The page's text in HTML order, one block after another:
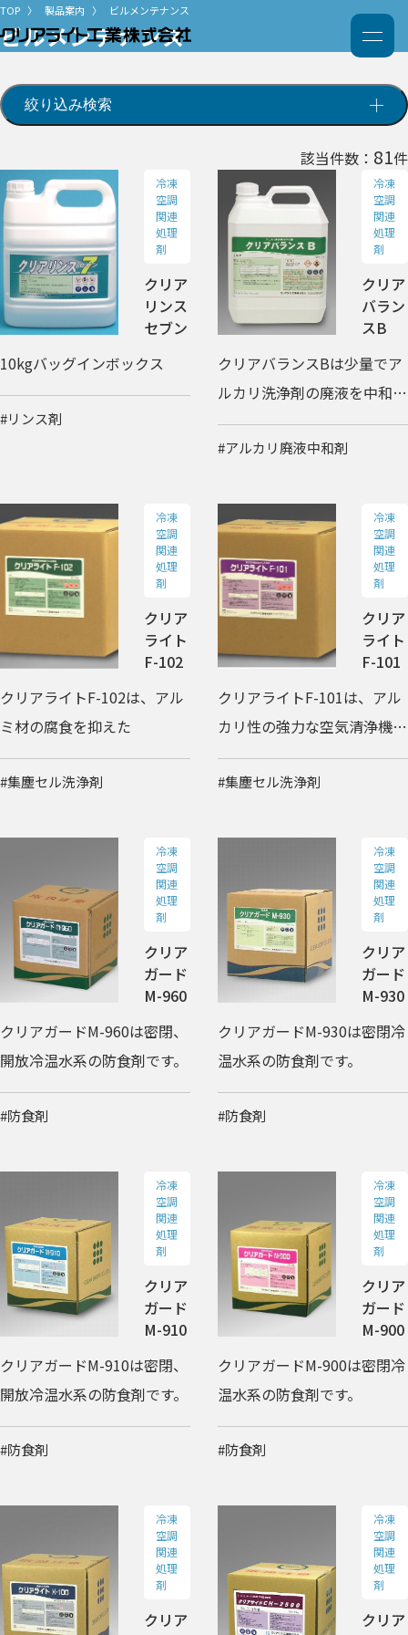
TOP 製品案内 ビルメンテナンス
ビルメンテナンス
絞り込み検索
該当件数： 81件
冷凍
空調
関連
処理
剤
クリア
リンス
セブン
10kgバッグインボックス
#リンス剤
冷凍
空調
関連
処理
剤
クリア
バラン
スB
クリアバランスBは少量でア
ルカリ洗浄剤の廃液を中和し
ます。
#アルカリ廃液中和剤
冷凍
空調
関連
処理
剤
クリア
ライト
F-102
クリアライトF-102は、アル
ミ材の腐食を抑えた
#集塵セル洗浄剤
冷凍
空調
関連
処理
剤
クリア
ライト
F-101
クリアライトF-101は、アル
カリ性の強力な空気清浄機集
塵セル洗浄剤です。
#集塵セル洗浄剤
冷凍
空調
関連
処理
剤
クリア
ガード
M-960
クリアガードM-960は密閉、
開放冷温水系の防食剤です。
#防食剤
冷凍
空調
関連
処理
剤
クリア
ガード
M-930
クリアガードM-930は密閉冷
温水系の防食剤です。
#防食剤
冷凍
空調
関連
処理
剤
クリア
ガード
M-910
クリアガードM-910は密閉、
開放冷温水系の防食剤です。
#防食剤
冷凍
空調
関連
処理
剤
クリア
ガード
M-900
クリアガードM-900は密閉冷
温水系の防食剤です。
#防食剤
冷凍
空調
関連
処理
剤
クリア
冷凍
空調
関連
処理
剤
クリア